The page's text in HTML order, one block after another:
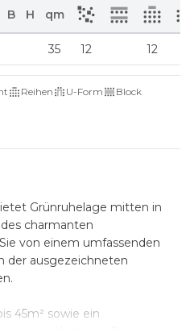
B H qm
35 12 12
Reihen U-Form
Block
Grünruhelage mitten in
charmanten
von einem umfassenden
der ausgezeichneten
45m² sowie ein